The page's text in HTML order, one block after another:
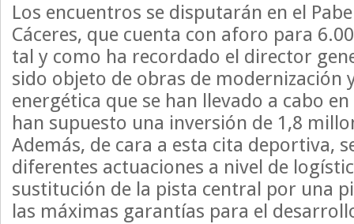
Los encuentros se disputarán en el
Cáceres, que cuenta con aforo para
tal y como ha recordado el director
sido objeto de obras de modernización
energética que se han llevado a cabo
han supuesto una inversión de 1,8
Además, de cara a esta cita deportiva,
diferentes actuaciones a nivel de
sustitución de la pista central por una
las máximas garantías para el